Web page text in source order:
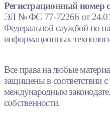
Регистрационный номер
ЭЛ № ФС 77-72266 от
Федеральной службой по
информационных
Все права на любые
защищены в соответствии
международным
собственности.